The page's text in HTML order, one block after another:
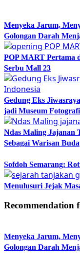
Menyeka Jarum,
Golongan Darah
POP MART Pertama
Serbu Mall 23
Gedung Eks
jadi Museum Fotografi
Ndas Maling Jajanan
Sebagai Warisan
Sofdoh Semarang:
Menulusuri Jejak
Recommendation
Menyeka Jarum,
Golongan Darah